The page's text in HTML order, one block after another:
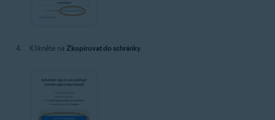
Klikněte na Zkopírovat do schránky